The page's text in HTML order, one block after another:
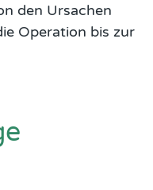
den Ursachen
Operation bis zur